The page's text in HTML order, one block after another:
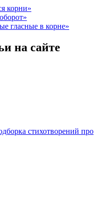
корни»
гласные в корне»
на сайте
стихотворений про